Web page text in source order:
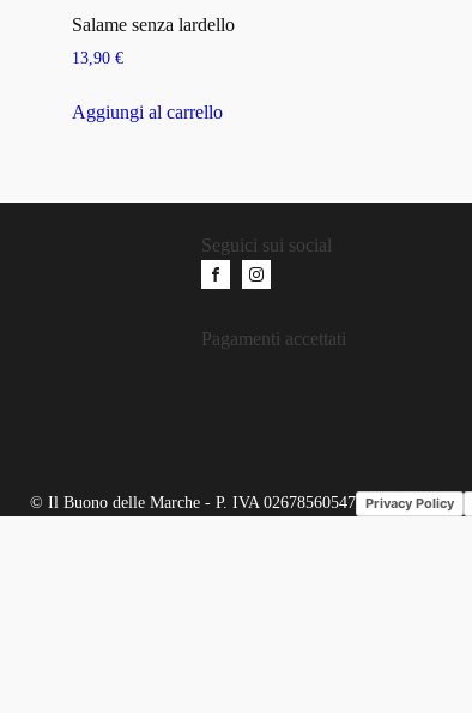
Salame senza lardello
13,90€
Aggiungi al carrello
Seguici sui social
Pagamenti accettati
© Il Buono delle Marche - P. IVA 02678560547 Privacy Policy